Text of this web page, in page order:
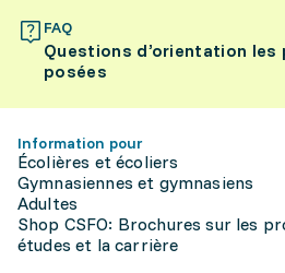
FAQ
Questions d’orientation
posées
Information pour
Écolières et écoliers
Gymnasiennes et gymnasiens
Adultes
Shop CSFO: Brochures sur les
études et la carrière